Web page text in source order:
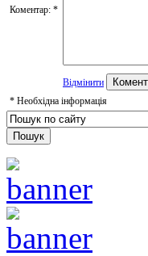
Коментар: *
Відмінити
* Необхідна інформація